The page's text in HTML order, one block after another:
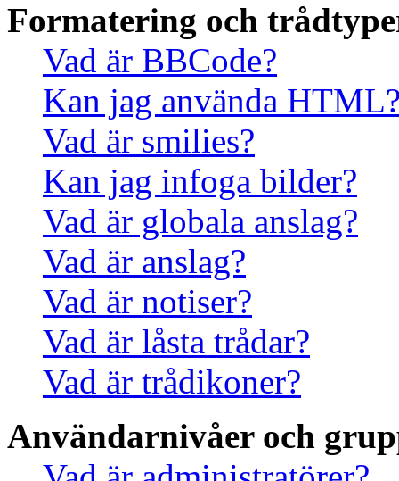
Formatering och
Vad är BBCode?
Kan jag använda
Vad är smilies?
Kan jag infoga bilder?
Vad är globala anslag?
Vad är anslag?
Vad är notiser?
Vad är låsta trådar?
Vad är trådikoner?
Användarnivåer och